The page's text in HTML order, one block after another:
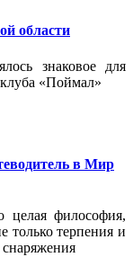
области
знаковое для
«Поймал»
в Мир
целая философия,
только терпения и